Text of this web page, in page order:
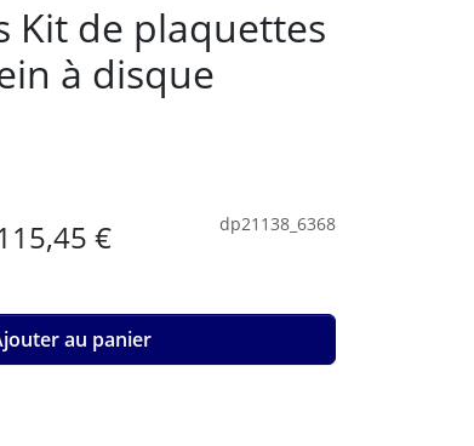
Kit de plaquettes
à disque
€ dp21138_6368
au panier